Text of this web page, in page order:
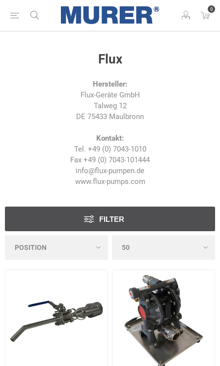
0
Flux
Hersteller:
Flux-Geräte GmbH
Talweg 12
DE 75433 Maulbronn
Kontakt:
Tel. +49 (0) 7043-1010
Fax +49 (0) 7043-101444
info@flux-pumpen.de
www.flux-pumps.com
FILTER